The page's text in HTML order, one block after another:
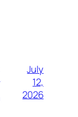
July
12,
2026